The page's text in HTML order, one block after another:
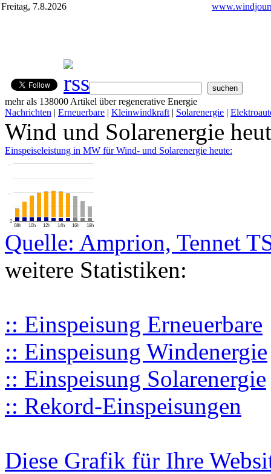
Freitag, 7.8.2026
mehr als 138000 Artikel über regenerative Energie
Nachrichten | Erneuerbare | Kleinwindkraft | Solarenergie |
Wind und Solarenergie
Einspeiseleistung in MW für Wind- und Solarenergie heute:
08h 10h 12h 14h 16h 18h
0
…
…
Quelle: Amprion, Tennet
weitere Statistiken:
:: Einspeisung Erneuerbare
:: Einspeisung Windenergie
:: Einspeisung Solarenergie
:: Rekord-Einspeisungen
Diese Grafik für Ihre